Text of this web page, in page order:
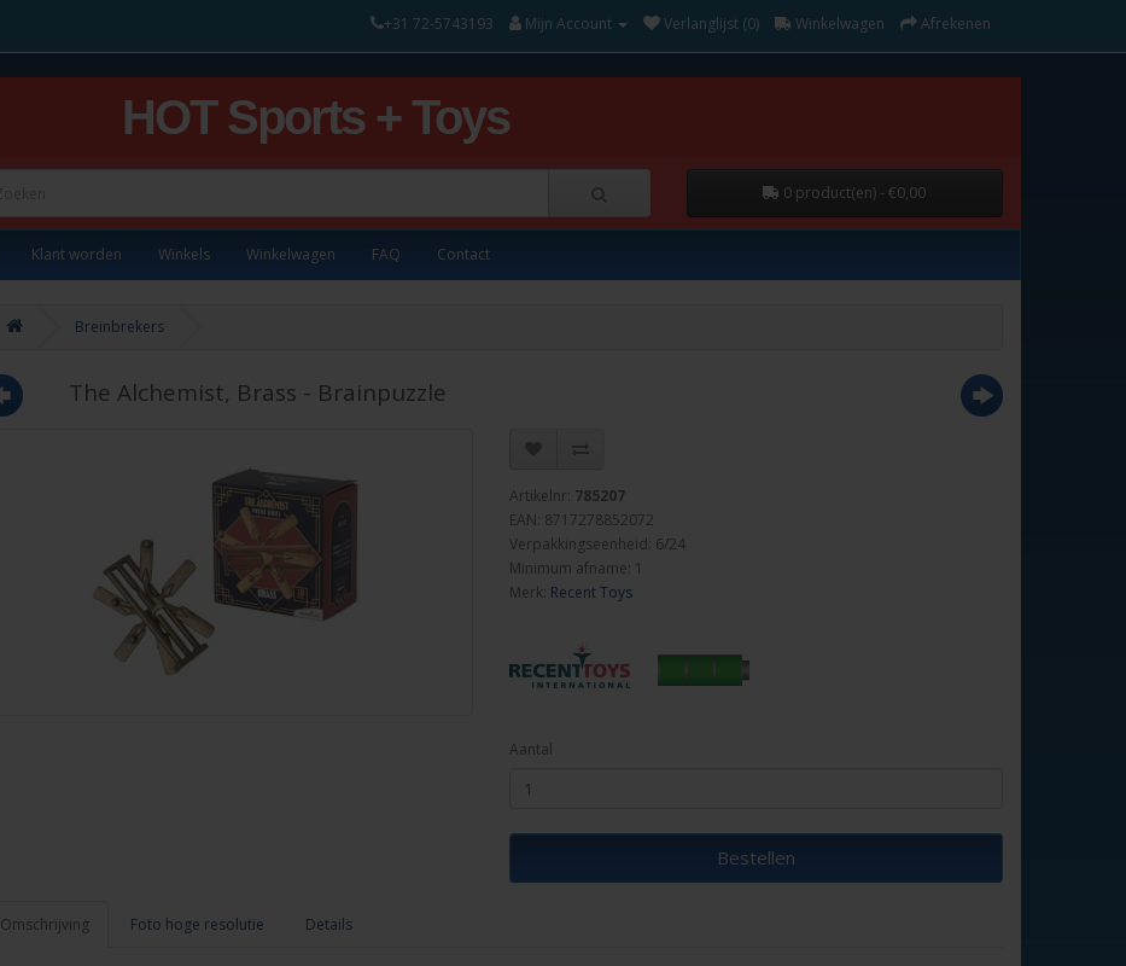
+31 72-5743193 Mijn Account Verlanglijst (0) Winkelwagen Afrekenen
HOT Sports + Toys
0 product(en) - €0,00
Klant worden Winkels Winkelwagen FAQ Contact
Breinbrekers
The Alchemist, Brass - Brainpuzzle
Artikelnr: 785207
EAN: 8717278852072
Verpakkingseenheid: 6/24
Minimum afname: 1
Merk: Recent Toys
Aantal
Bestellen
Omschrijving Foto hoge resolutie Details